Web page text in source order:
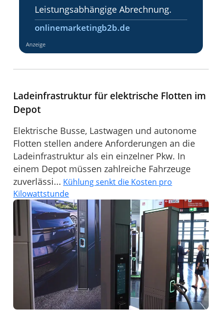
Leistungsabhängige Abrechnung.
onlinemarketingb2b.de
Anzeige
Ladeinfrastruktur für elektrische Flotten im
Depot
Elektrische Busse, Lastwagen und autonome
Flotten stellen andere Anforderungen an die
Ladeinfrastruktur als ein einzelner Pkw. In
einem Depot müssen zahlreiche Fahrzeuge
zuverlässi... Kühlung senkt die Kosten pro
Kilowattstunde